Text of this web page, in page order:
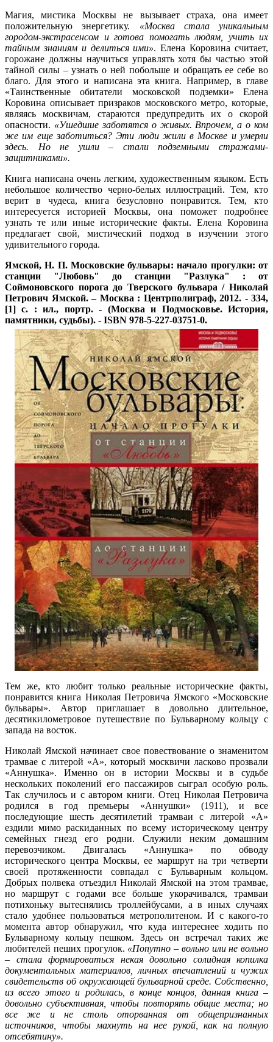
Магия, мистика Москвы не вызывает страха, она имеет
положительную энергетику. «Москва стала уникальным
городом-экстрасенсом и готова помогать людям, учить их
тайным знаниям и делиться ими». Елена Коровина считает,
горожане должны научиться управлять хотя бы частью этой
тайной силы – узнать о ней побольше и обращать ее себе во
благо. Для этого и написана эта книга. Например, в главе
«Таинственные обитатели московской подземки» Елена
Коровина описывает призраков московского метро, которые,
являясь москвичам, стараются предупредить их о скорой
опасности. «Ушедшие заботятся о живых. Впрочем, а о ком
же им еще заботиться? Эти люди жили в Москве и умерли
здесь. Но не ушли – стали подземными стражами-
защитниками».
Книга написана очень легким, художественным языком. Есть
небольшое количество черно-белых иллюстраций. Тем, кто
верит в чудеса, книга безусловно понравится. Тем, кто
интересуется историей Москвы, она поможет подробнее
узнать те или иные исторические факты. Елена Коровина
предлагает свой, мистический подход в изучении этого
удивительного города.
Ямской, Н. П.Московские бульвары: начало прогулки: от
станции "Любовь" до станции "Разлука" : от
Соймоновского порога до Тверского бульвара / Николай
Петрович Ямской. – Москва : Центрполиграф, 2012. - 334,
[1] с. : ил., портр. - (Москва и Подмосковье. История,
памятники, судьбы). - ISBN 978-5-227-03751-0.
Тем же, кто любит только реальные исторические факты,
понравится книга Николая Петровича Ямского «Московские
бульвары». Автор приглашает в довольно длительное,
десятикилометровое путешествие по Бульварному кольцу с
запада на восток.
Николай Ямской начинает свое повествование о знаменитом
трамвае с литерой «А», который москвичи ласково прозвали
«Аннушка». Именно он в истории Москвы и в судьбе
нескольких поколений его пассажиров сыграл особую роль.
Так случилось и с автором книги. Отец Николая Петровича
родился в год премьеры «Аннушки» (1911), и все
последующие шесть десятилетий трамваи с литерой «А»
ездили мимо раскиданных по всему историческому центру
семейных гнезд его родни. Служили неким домашним
перевозчиком. Двигалась «Аннушка» по обводу
исторического центра Москвы, ее маршрут на три четверти
своей протяженности совпадал с Бульварным кольцом.
Добрых полвека отъездил Николай Ямской на этом трамвае,
но маршрут с годами все больше укорачивался, трамваи
потихоньку вытеснялись троллейбусами, а в иных случаях
стало удобнее пользоваться метрополитеном. И с какого-то
момента автор обнаружил, что куда интереснее ходить по
Бульварному кольцу пешком. Здесь он встречал таких же
любителей пеших прогулок. «Попутно – вольно или не вольно
– стала формироваться некая довольно солидная копилка
документальных материалов, личных впечатлений и чужих
свидетельств об окружающей бульварной среде. Собственно,
из всего этого и родилась, в конце концов, данная книга –
довольно субъективная, чтобы повторять общие места; но
все же и не столь оторванная от общепризнанных
источников, чтобы махнуть на нее рукой, как на полную
отсебятину».